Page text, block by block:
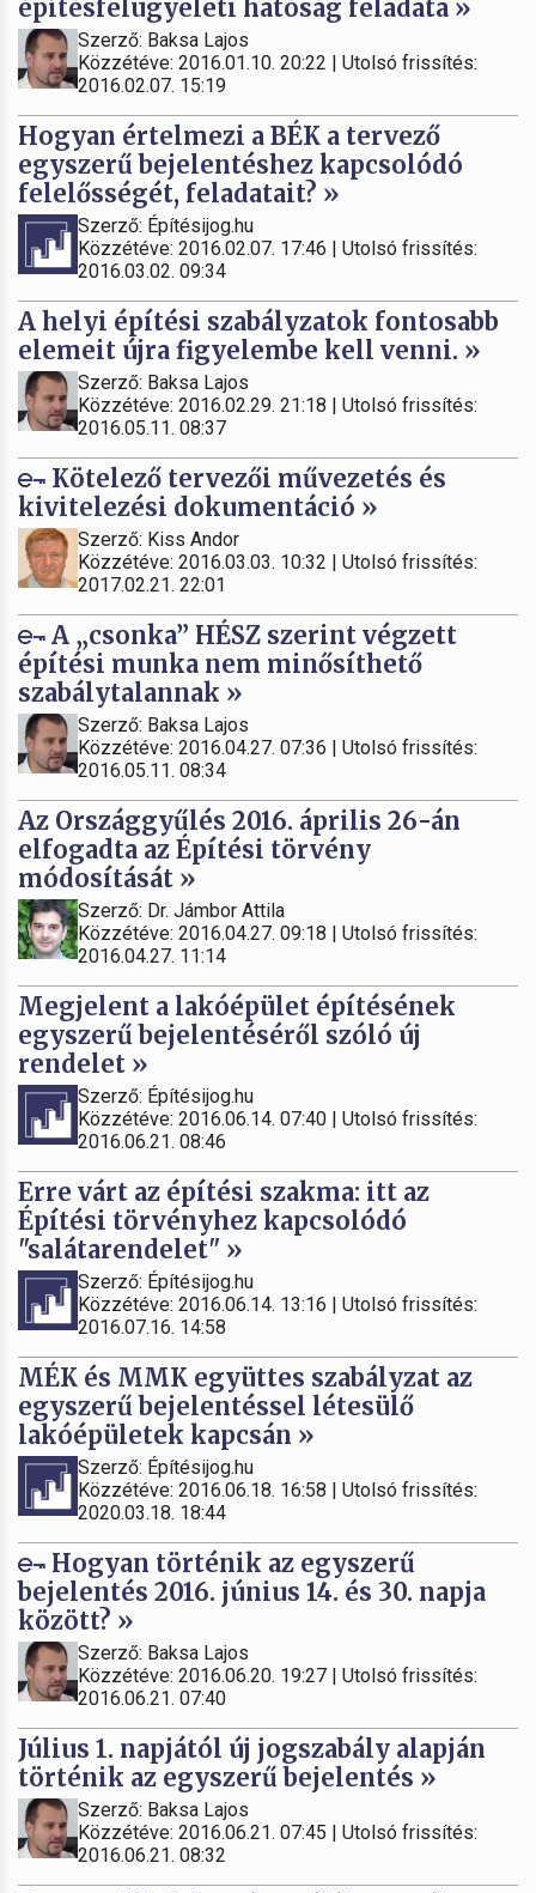
építésfelügyeleti hatóság feladata »
Szerző: Baksa Lajos
Közzétéve: 2016.01.10. 20:22 | Utolsó frissítés:
2016.02.07. 15:19
Hogyan értelmezi a BÉK a tervező
egyszerű bejelentéshez kapcsolódó
felelősségét, feladatait? »
Szerző: Építésijog.hu
Közzétéve: 2016.02.07. 17:46 | Utolsó frissítés:
2016.03.02. 09:34
A helyi építési szabályzatok fontosabb
elemeit újra figyelembe kell venni. »
Szerző: Baksa Lajos
Közzétéve: 2016.02.29. 21:18 | Utolsó frissítés:
2016.05.11. 08:37
Kötelező tervezői művezetés és
kivitelezési dokumentáció »
Szerző: Kiss Andor
Közzétéve: 2016.03.03. 10:32 | Utolsó frissítés:
2017.02.21. 22:01
A „csonka” HÉSZ szerint végzett
építési munka nem minősíthető
szabálytalannak »
Szerző: Baksa Lajos
Közzétéve: 2016.04.27. 07:36 | Utolsó frissítés:
2016.05.11. 08:34
Az Országgyűlés 2016. április 26-án
elfogadta az Építési törvény
módosítását »
Szerző: Dr. Jámbor Attila
Közzétéve: 2016.04.27. 09:18 | Utolsó frissítés:
2016.04.27. 11:14
Megjelent a lakóépület építésének
egyszerű bejelentéséről szóló új
rendelet »
Szerző: Építésijog.hu
Közzétéve: 2016.06.14. 07:40 | Utolsó frissítés:
2016.06.21. 08:46
Erre várt az építési szakma: itt az
Építési törvényhez kapcsolódó
"salátarendelet" »
Szerző: Építésijog.hu
Közzétéve: 2016.06.14. 13:16 | Utolsó frissítés:
2016.07.16. 14:58
MÉK és MMK együttes szabályzat az
egyszerű bejelentéssel létesülő
lakóépületek kapcsán »
Szerző: Építésijog.hu
Közzétéve: 2016.06.18. 16:58 | Utolsó frissítés:
2020.03.18. 18:44
Hogyan történik az egyszerű
bejelentés 2016. június 14. és 30. napja
között? »
Szerző: Baksa Lajos
Közzétéve: 2016.06.20. 19:27 | Utolsó frissítés:
2016.06.21. 07:40
Július 1. napjától új jogszabály alapján
történik az egyszerű bejelentés »
Szerző: Baksa Lajos
Közzétéve: 2016.06.21. 07:45 | Utolsó frissítés:
2016.06.21. 08:32